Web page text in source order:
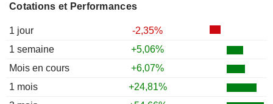
Cotations et Performances
1 jour
-2,35%
1 semaine
+5,06%
Mois en cours
+6,07%
1 mois
+24,81%